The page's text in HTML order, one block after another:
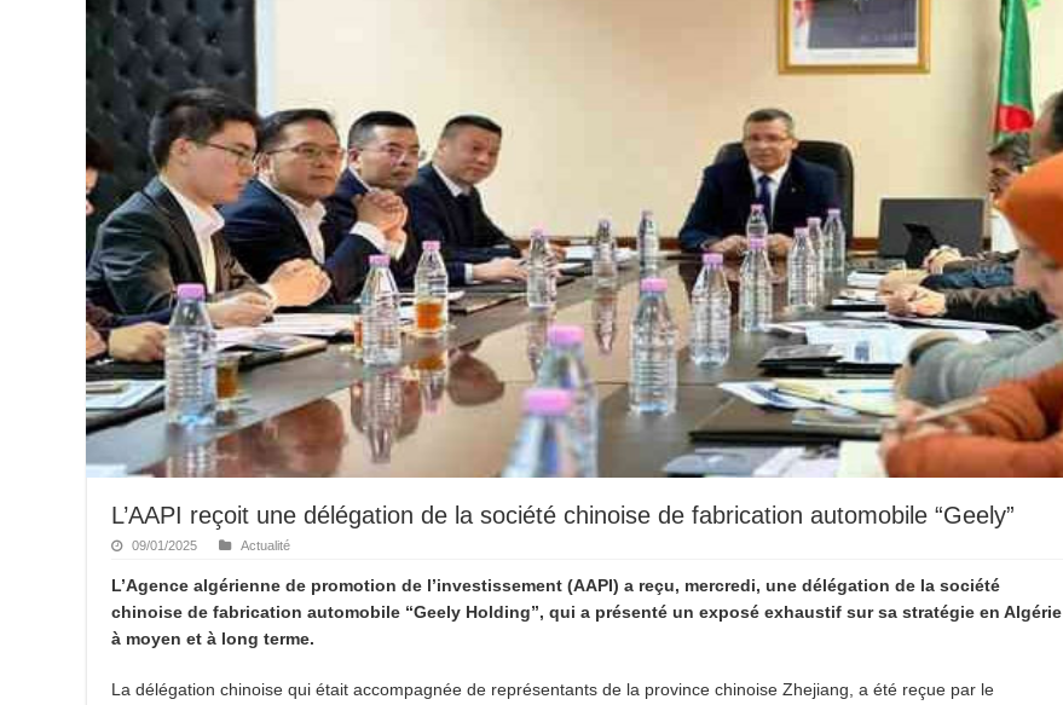
L’AAPI reçoit une délégation de la société chinoise de fabrication automobile “Geely”
09/01/2025 Actualité
L’Agence algérienne de promotion de l’investissement (AAPI) a reçu, mercredi, une délégation de la société
chinoise de fabrication automobile “Geely Holding”, qui a présenté un exposé exhaustif sur sa stratégie en Algérie
à moyen et à long terme.
La délégation chinoise qui était accompagnée de représentants de la province chinoise Zhejiang, a été reçue par le